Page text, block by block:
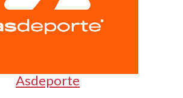
Asdeporte